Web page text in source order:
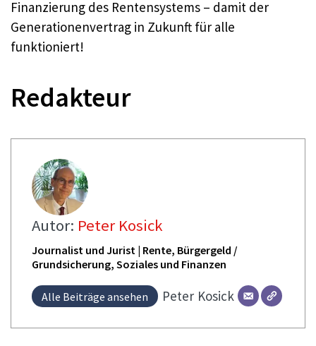
Finanzierung des Rentensystems – damit der
Generationenvertrag in Zukunft für alle
funktioniert!
Redakteur
Autor: Peter Kosick
Journalist und Jurist | Rente, Bürgergeld /
Grundsicherung, Soziales und Finanzen
Alle Beiträge ansehen Peter Kosick